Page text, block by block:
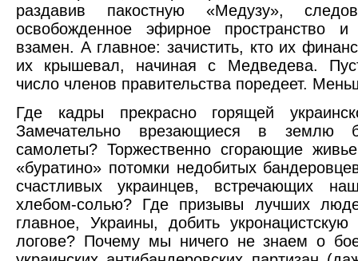
раздавив пакостную «Медузу»,
освобожденное эфирное пространство и
взамен. А главное: зачистить, кто их
их крышевал, начиная с Медведева.
число членов правительства поредеет.
Где кадры прекрасно горящей
Замечательно врезающиеся в землю
самолеты? Торжественно сгорающие
«буратино» потомки недобитых
счастливых украинцев, встречающих
хлебом-солью? Где призывы лучших
главное, Украины, добить
логове? Почему мы ничего не знаем о